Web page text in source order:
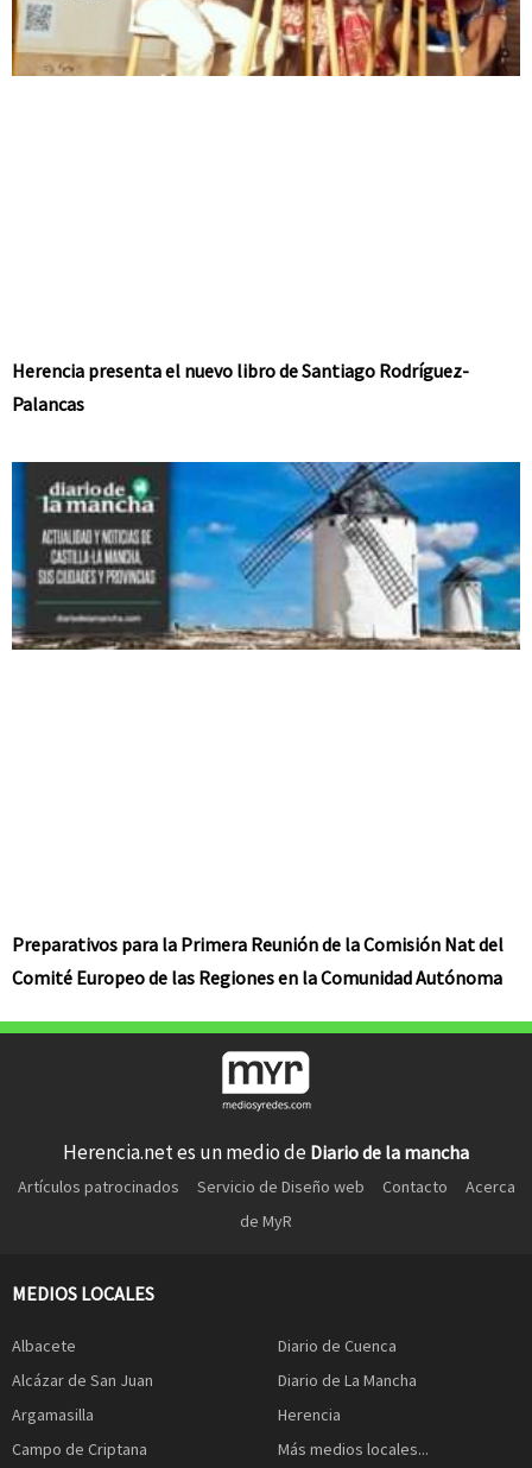
Herencia presenta el nuevo libro de Santiago Rodríguez-
Palancas
Preparativos para la Primera Reunión de la Comisión Nat del
Comité Europeo de las Regiones en la Comunidad Autónoma
Herencia.net es un medio de Diario de la mancha
Artículos patrocinados Servicio de Diseño web Contacto
Acerca
de MyR
MEDIOS LOCALES
Albacete
Alcázar de San Juan
Argamasilla
Campo de Criptana
Diario de Cuenca
Diario de La Mancha
Herencia
Más medios locales...